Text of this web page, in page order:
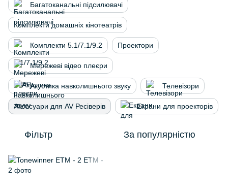
Багатоканальні підсилювачі
Комплекти домашніх кінотеатрів
Комплекти 5.1/7.1/9.2 Проектори
Мережеві відео плеєри
Акустика навколишнього звуку Телевізори
Аксесуари для AV Ресіверів Екрани для проекторів
Фільтр За популярністю